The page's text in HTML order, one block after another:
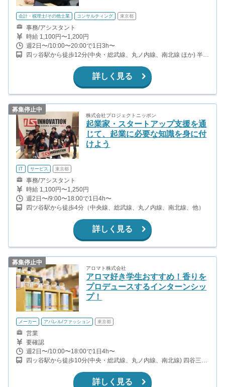
会計・税理士/その他士業 コンサルティング 東京都
事務/アシスタント
時給 1,100円〜1,200円
週2日〜/10:00〜20:00で1日3h〜
四ッ谷駅から徒歩12分(中央・総武線、丸ノ内線、南北線 ほか) 半蔵
から徒歩10分(半蔵門線、有楽町線、南北線)
詳しく見る
募集停止中
株式会社プロジェクトニッポン
起業家・スタートアップ支援を通
じて、起業に必要な知識を身に付
けよう
IT サービス 東京都
事務/アシスタント
時給 1,100円〜1,250円
週2日〜/9:00〜18:00で1日4h〜
四ツ谷駅から徒歩4分（中央線、総武線、丸ノ内線、南北線、他）
詳しく見る
募集停止中
アロマト株式会社
アロマ好き学生おすすめ！香りを
プロデュースするインターンシッ
プ！
メーカー アパレル/ファッション 東京都
営業
要確認
週2日〜/10:00〜18:00で1日4h〜
四ッ谷駅から徒歩10分(中央・総武線、丸ノ内線、南北線) 四谷三丁
詳しく見る